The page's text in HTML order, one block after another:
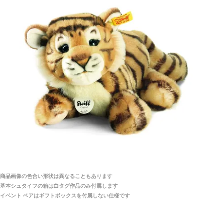
当店はネット販売ですので実物をお見せすることが
できません。
海外からのお取り寄せと言うことですが、商品はきち
んと届きますか？
ご安心ください！商品は確実にお届けします。
商品は直接海外から届くのですか。受取の際、関税な
関税はすべて当店にて処理しますのでお客様のご負担
は一切ありません。
千葉県 U・Y 様 （女性）
「ChatGPTを利用したところ「くまの小屋」さ
んを紹介され…」
埼玉県 S・W 様
「送られる際にメールなどで届けて頂きとても
安心感がありました」
大阪府 Y・W 様 （男性）
「取り扱っているNetショップで一番信用出来
商品画像の色合い形状は異なることもあります
基本シュタイフの箱は白タグ作品のみ付属します
イベント ベアはギフトボックスを付属しない仕様です